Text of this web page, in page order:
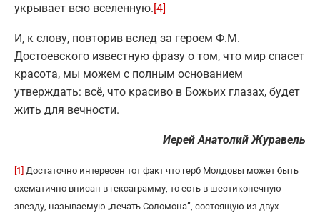
укрывает всю вселенную.[4]
И, к слову, повторив вслед за героем Ф.М.
Достоевского известную фразу о том, что мир спасет
красота, мы можем с полным основанием
утверждать: всё, что красиво в Божьих глазах, будет
жить для вечности.
Иерей Анатолий Журавель
[1] Достаточно интересен тот факт что герб Молдовы может быть
схематично вписан в гексаграмму, то есть в шестиконечную
звезду, называемую „печать Соломона”, состоящую из двух